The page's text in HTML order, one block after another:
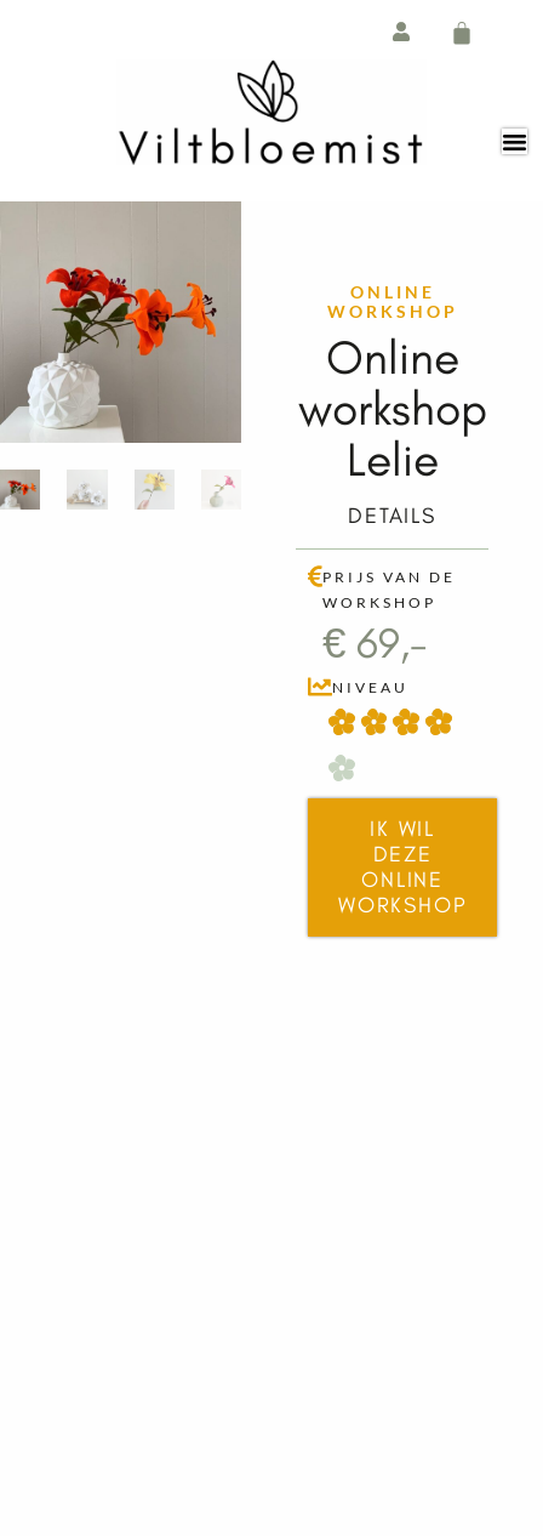
ONLINE
WORKSHOP
Online
workshop
Lelie
DETAILS
PRIJS VAN DE
WORKSHOP
€ 69,-
NIVEAU
IK WIL
DEZE
ONLINE
WORKSHOP